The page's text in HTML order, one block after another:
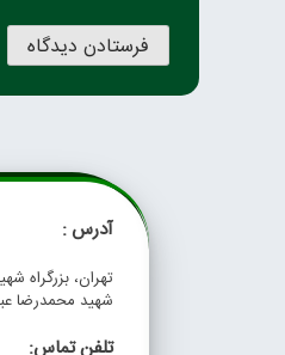
آدرس :
تهران، بزرگراه
شهید محمدرضا
تلفن تماس: